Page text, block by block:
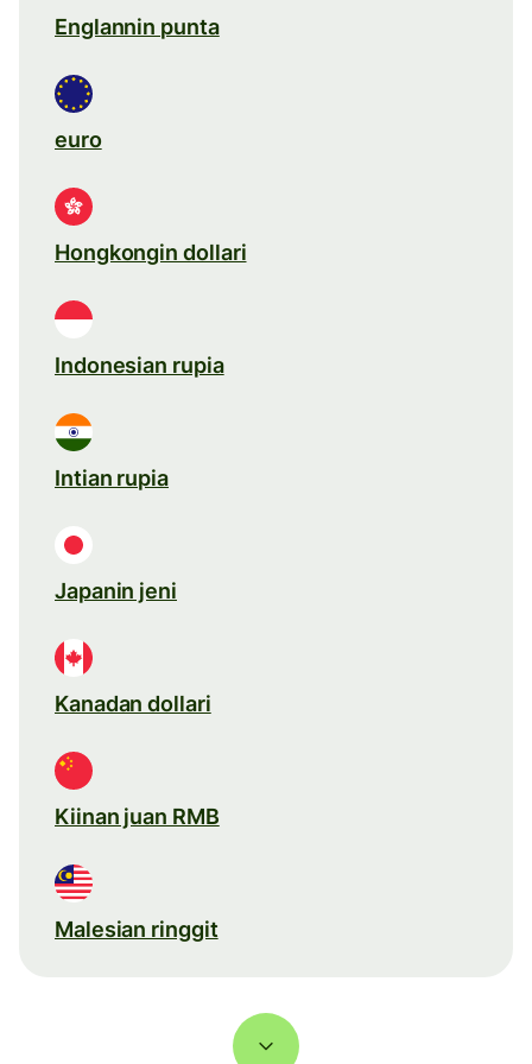
Englannin punta
euro
Hongkongin dollari
Indonesian rupia
Intian rupia
Japanin jeni
Kanadan dollari
Kiinan juan RMB
Malesian ringgit